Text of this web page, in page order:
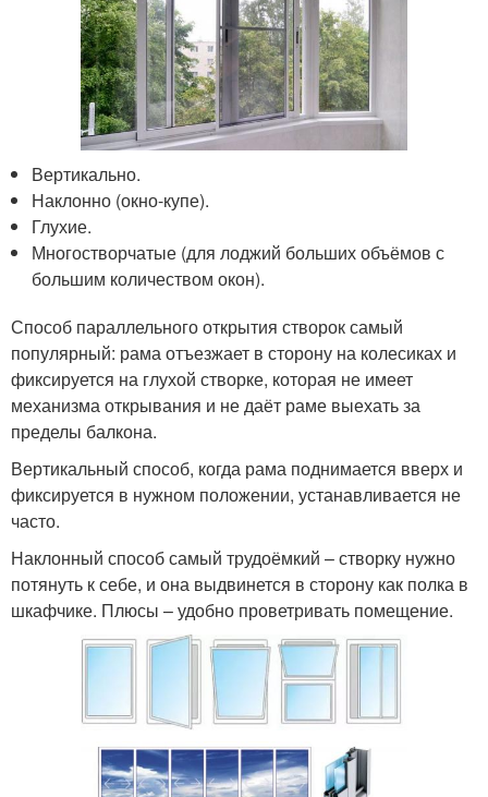
Вертикально.
Наклонно (окно-купе).
Глухие.
Многостворчатые (для лоджий больших объёмов с
большим количеством окон).
Способ параллельного открытия створок самый
популярный: рама отъезжает в сторону на колесиках и
фиксируется на глухой створке, которая не имеет
механизма открывания и не даёт раме выехать за
пределы балкона.
Вертикальный способ, когда рама поднимается вверх и
фиксируется в нужном положении, устанавливается не
часто.
Наклонный способ самый трудоёмкий – створку нужно
потянуть к себе, и она выдвинется в сторону как полка в
шкафчике. Плюсы – удобно проветривать помещение.